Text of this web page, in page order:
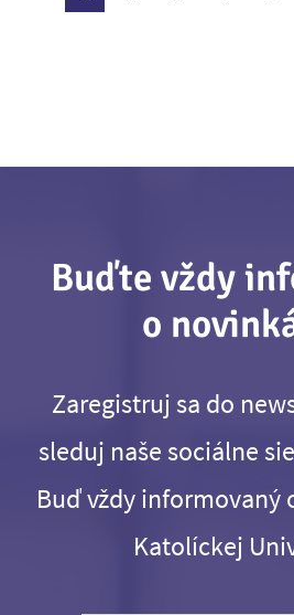
Buďte vždy
o
Zaregistruj sa do
sleduj naše sociálne
Buď vždy informovaný
Katolíckej